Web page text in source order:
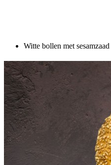
Witte bollen met sesamzaad